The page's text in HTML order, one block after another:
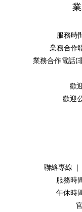
服務時
業務合作
業務合作電話(
歡
歡迎
聯絡專線
服務時
午休時